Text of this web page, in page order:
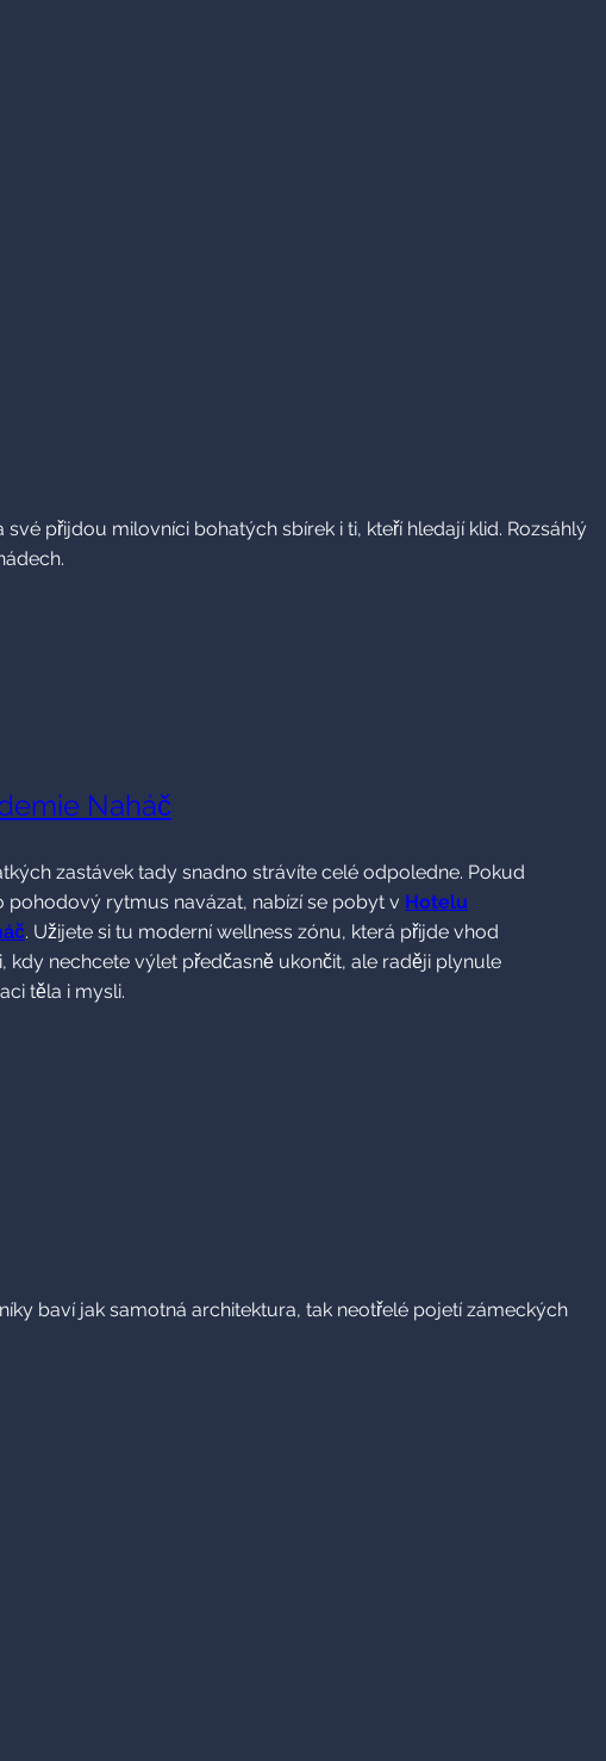
přijdou milovníci bohatých sbírek i ti, kteří hledají klid. Rozsáhlý
Naháč
zastávek tady snadno strávíte celé odpoledne. Pokud
pohodový rytmus navázat, nabízí se pobyt v Hotelu
. Užijete si tu moderní wellness zónu, která přijde vhod
kdy nechcete výlet předčasně ukončit, ale raději plynule
těla i mysli.
baví jak samotná architektura, tak neotřelé pojetí zámeckých